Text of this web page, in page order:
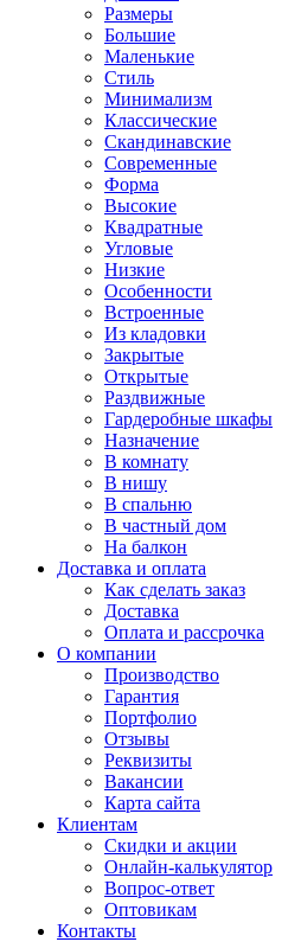
Размеры
Большие
Маленькие
Стиль
Минимализм
Классические
Скандинавские
Современные
Форма
Высокие
Квадратные
Угловые
Низкие
Особенности
Встроенные
Из кладовки
Закрытые
Открытые
Раздвижные
Гардеробные шкафы
Назначение
В комнату
В нишу
В спальню
В частный дом
На балкон
Доставка и оплата
Как сделать заказ
Доставка
Оплата и рассрочка
О компании
Производство
Гарантия
Портфолио
Отзывы
Реквизиты
Вакансии
Карта сайта
Клиентам
Скидки и акции
Онлайн-калькулятор
Вопрос-ответ
Оптовикам
Контакты